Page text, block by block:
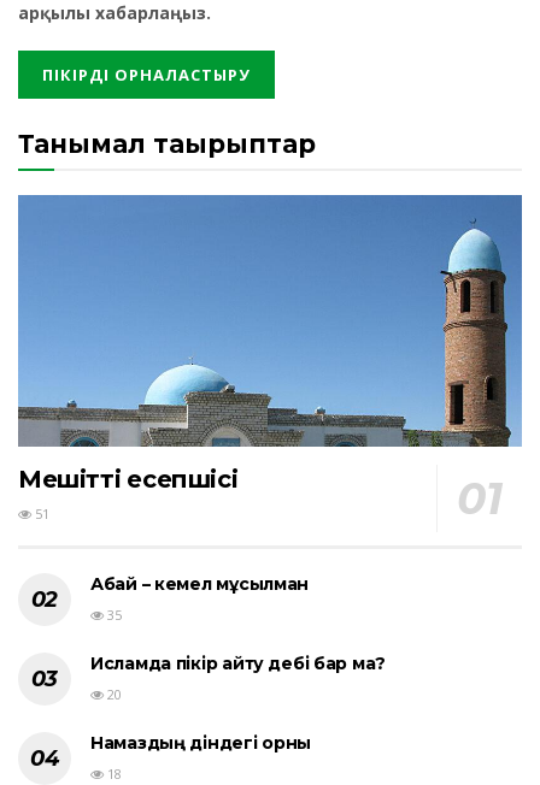
арқылы хабарлаңыз.
Танымал тақырыптар
Мешіттің есепшісі
51
Абай – кемел мұсылман
35
Исламда пікір айту әдебі бар ма?
20
Намаздың діндегі орны
18